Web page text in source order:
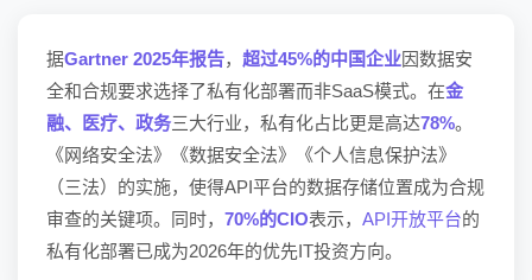
据Gartner 2025年报告， 超过45%的中国企业因数据安
全和合规要求选择了私有化部署而非SaaS模式。在金
融、医疗、政务三大行业，私有化占比更是高达78%。
《网络安全法》《数据安全法》《个人信息保护法》
（三法）的实施，使得API平台的数据存储位置成为合规
审查的关键项。同时， 70%的CIO表示， API开放平台的
私有化部署已成为2026年的优先IT投资方向。